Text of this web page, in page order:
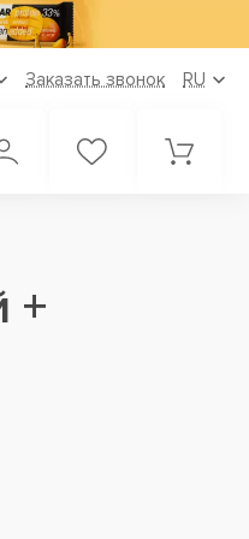
Заказать звонок RU
+